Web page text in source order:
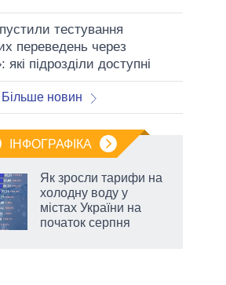
тестування
переведень через
які підрозділи доступні
Більше новин
ІНФОГРАФІКА
Як зросли тарифи на
холодну воду у
містах України на
початок серпня